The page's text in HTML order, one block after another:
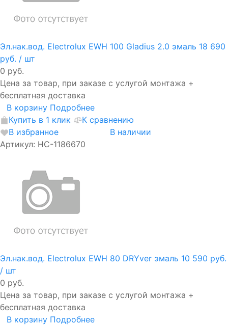
Эл.нак.вод. Electrolux EWH 100 Gladius 2.0 эмаль 18 690
руб. / шт
0 руб.
Цена за товар, при заказе с услугой монтажа +
бесплатная доставка
В корзину Подробнее
Купить в 1 клик
К сравнению
В избранное
В наличии
Артикул: НС-1186670
Эл.нак.вод. Electrolux EWH 80 DRYver эмаль 10 590 руб.
/ шт
0 руб.
Цена за товар, при заказе с услугой монтажа +
бесплатная доставка
В корзину Подробнее